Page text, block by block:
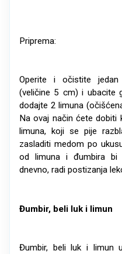
Priprema:
Operite i očistite
(veličine 5 cm) i ubacite
dodajte 2 limuna
Na ovaj način ćete
limuna, koji se pije
zasladiti medom po
od limuna i đumbira
dnevno, radi postizanja
Đumbir, beli luk i limun
Đumbir, beli luk i limun